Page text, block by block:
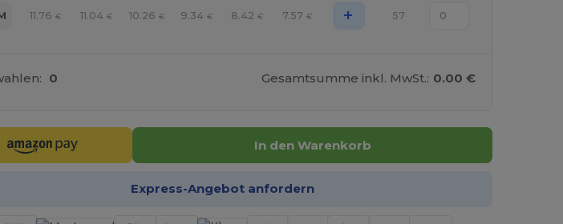
11.76 € 11.04 € 10.26 € 9.34 € 8.42 € 7.57 € + 57
0 Gesamtsumme inkl. MwSt.: 0.00 €
In den Warenkorb
Express-Angebot anfordern